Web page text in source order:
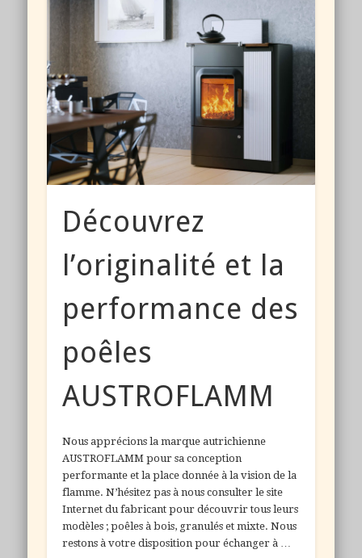
Découvrez
l’originalité et la
performance des
poêles
AUSTROFLAMM
Nous apprécions la marque autrichienne
AUSTROFLAMM pour sa conception
performante et la place donnée à la vision de la
flamme. N’hésitez pas à nous consulter le site
Internet du fabricant pour découvrir tous leurs
modèles ; poêles à bois, granulés et mixte. Nous
restons à votre disposition pour échanger à …